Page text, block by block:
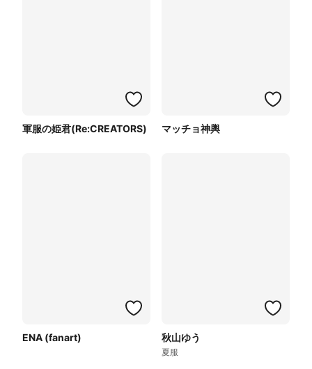
軍服の姫君(Re:CREATORS) マッチョ神輿
ENA (fanart) 秋山ゆう
夏服